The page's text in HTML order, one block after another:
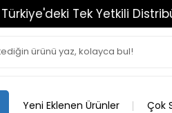
Tek Yetkili
Yeni Eklenen Ürünler Çok